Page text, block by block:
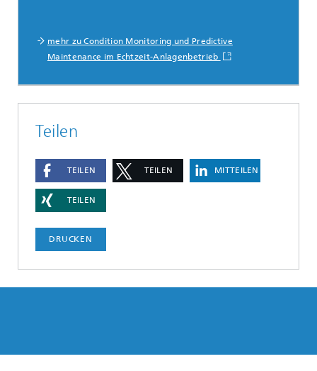
mehr zu Condition Monitoring und Predictive
Maintenance im Echtzeit-Anlagenbetrieb
Teilen
TEILEN TEILEN MITTEILEN
TEILEN
DRUCKEN